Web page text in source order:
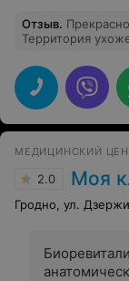
Отзыв.
Территория
МЕДИЦИНСКИЙ
2.0 Моя
Гродно, ул.